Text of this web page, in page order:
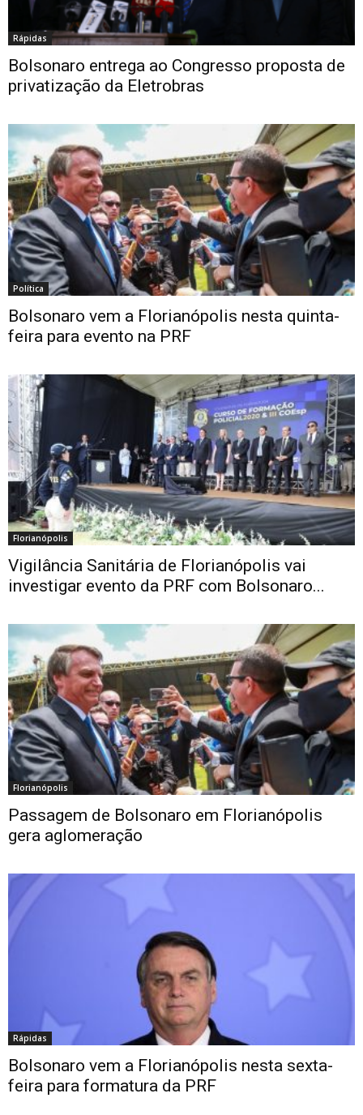
Rápidas
Bolsonaro entrega ao Congresso proposta de
privatização da Eletrobras
Política
Bolsonaro vem a Florianópolis nesta quinta-
feira para evento na PRF
Florianópolis
Vigilância Sanitária de Florianópolis vai
investigar evento da PRF com Bolsonaro...
Florianópolis
Passagem de Bolsonaro em Florianópolis
gera aglomeração
Rápidas
Bolsonaro vem a Florianópolis nesta sexta-
feira para formatura da PRF